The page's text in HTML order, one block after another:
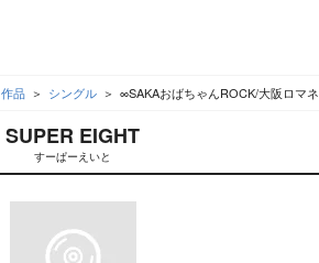
作品 シングル ∞SAKAおばちゃんROCK/大阪ロマ
SUPER EIGHT
すーぱーえいと